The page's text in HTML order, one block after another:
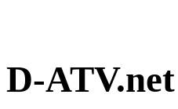
D-ATV.net